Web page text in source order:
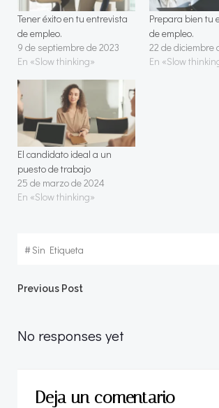
Tener éxito en tu entrevista
de empleo.
9 de septiembre de 2023
En «Slow thinking»
Prepara bien tu
de empleo.
22 de diciembre
En «Slow
El candidato ideal a un
puesto de trabajo
25 de marzo de 2024
En «Slow thinking»
#Sin Etiqueta
Navegación
por
Previous Post
No responses yet
Deja un comentario